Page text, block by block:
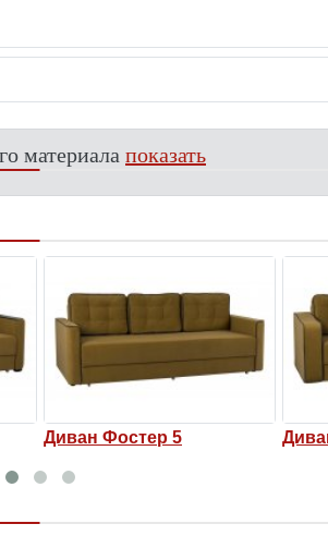
материалапоказать
Диван Фостер 6